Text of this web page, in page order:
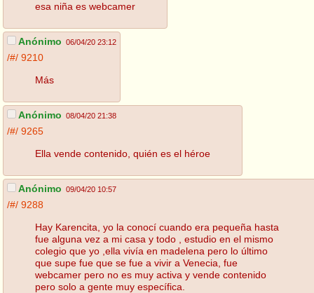
esa niña es webcamer
Anónimo 06/04/20 23:12
/#/ 9210
Más
Anónimo 08/04/20 21:38
/#/ 9265
Ella vende contenido, quién es el héroe
Anónimo 09/04/20 10:57
/#/ 9288
Hay Karencita, yo la conocí cuando era pequeña hasta
fue alguna vez a mi casa y todo , estudio en el mismo
colegio que yo ,ella vivía en madelena pero lo último
que supe fue que se fue a vivir a Venecia, fue
webcamer pero no es muy activa y vende contenido
pero solo a gente muy específica.